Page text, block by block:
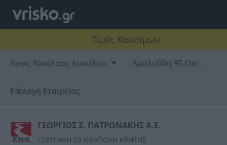
Τιμές Καυσίμων
Άγιος Νικόλαος Λασιθίου Αμόλυβδη 95 Οκτ.
Επιλογή Εταιρείας
ΓΕΩΡΓΙΟΣ Ζ. ΠΑΤΡΩΝΑΚΗΣ Α.Ε.
Ι.ΣΕΡΓΑΚΗ 29 ΝΕΑΠΟΛΗ ΚΡΗΤΗΣ